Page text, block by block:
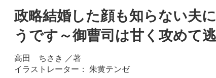
政略結婚した顔も知らない夫
うです～御曹司は甘く攻めて
高田 ちさき
／著
イラストレーター： 朱黄テンゼ